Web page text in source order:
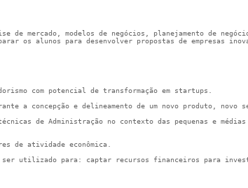
de mercado, modelos de negócios, planejamento de
alunos para desenvolver propostas de empresas
com potencial de transformação em startups.
a concepção e delineamento de um novo produto, novo
de Administração no contexto das pequenas e médias
de atividade econômica.
ser utilizado para: captar recursos financeiros para